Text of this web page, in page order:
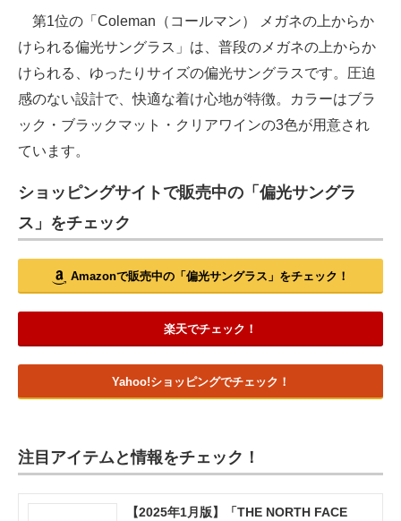
第1位の「Coleman（コールマン） メガネの上からか
けられる偏光サングラス」は、普段のメガネの上からか
けられる、ゆったりサイズの偏光サングラスです。圧迫
感のない設計で、快適な着け心地が特徴。カラーはブラ
ック・ブラックマット・クリアワインの3色が用意され
ています。
ショッピングサイトで販売中の「偏光サングラ
ス」をチェック
Amazonで販売中の「偏光サングラス」をチェック！
楽天でチェック！
Yahoo!ショッピングでチェック！
注目アイテムと情報をチェック！
【2025年1月版】「THE NORTH FACE